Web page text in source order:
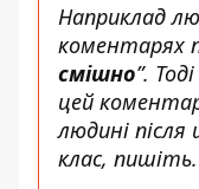
Наприклад
коментарях
смішно”.
цей
людині
клас, пишіть.